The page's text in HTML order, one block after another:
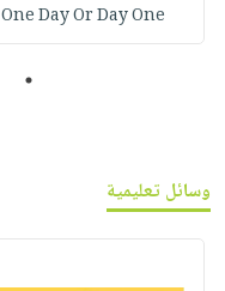
One Day Or Day One
1
وسائل تعليمية